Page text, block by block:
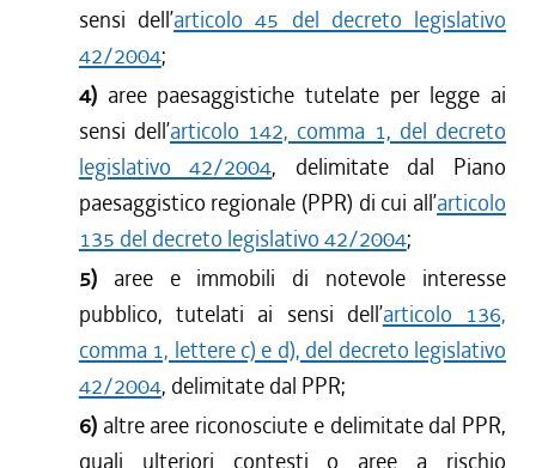
sensi dell’articolo 45 del decreto legislativo
42/2004;
4) aree paesaggistiche tutelate per legge ai
sensi dell’articolo 142, comma 1, del decreto
legislativo 42/2004, delimitate dal Piano
paesaggistico regionale (PPR) di cui all’articolo
135 del decreto legislativo 42/2004;
5) aree e immobili di notevole interesse
pubblico, tutelati ai sensi dell’articolo 136,
comma 1, lettere c) e d), del decreto legislativo
42/2004, delimitate dal PPR;
6) altre aree riconosciute e delimitate dal PPR,
quali ulteriori contesti o aree a rischio